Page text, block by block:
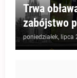
Trwa
zabójstwo
poniedziałek, lipca